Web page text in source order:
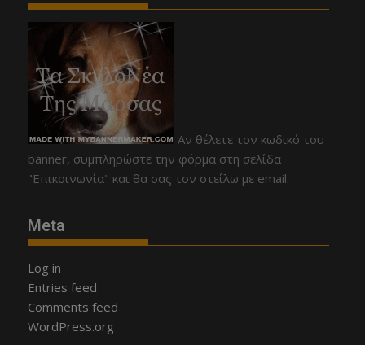
Αν θέλετε τον κωδικό του
banner, συμπληρώστε την φόρμα στη σελίδα
"Επικοινωνία" και θα σας τον στείλω με email.
Meta
Log in
Entries feed
Comments feed
WordPress.org